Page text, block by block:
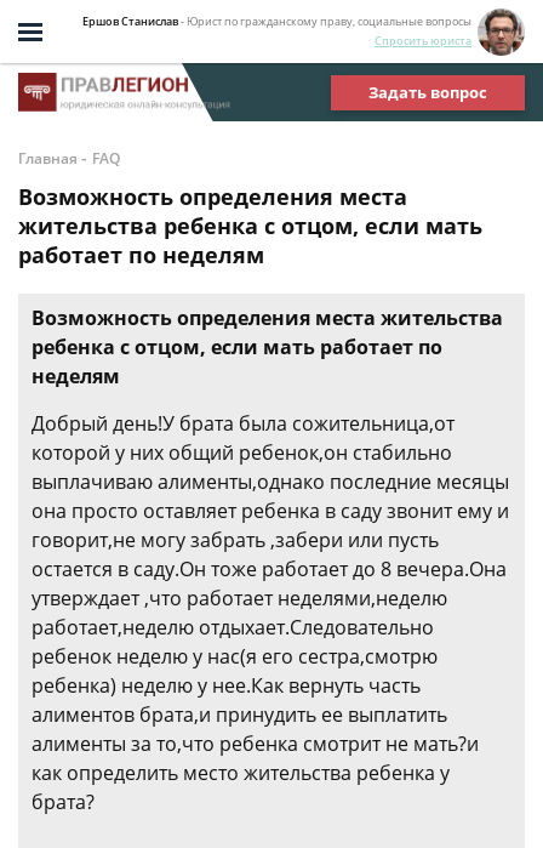
Ершов Станислав- Юрист по гражданскому праву, социальные вопросы
Спросить юриста
Задать вопрос
Главная - FAQ
Возможность определения места
жительства ребенка с отцом, если мать
работает по неделям
Возможность определения места жительства
ребенка с отцом, если мать работает по
неделям
Добрый день!У брата была сожительница,от
которой у них общий ребенок,он стабильно
выплачиваю алименты,однако последние месяцы
она просто оставляет ребенка в саду звонит ему и
говорит,не могу забрать ,забери или пусть
остается в саду.Он тоже работает до 8 вечера.Она
утверждает ,что работает неделями,неделю
работает,неделю отдыхает.Следовательно
ребенок неделю у нас(я его сестра,смотрю
ребенка) неделю у нее.Как вернуть часть
алиментов брата,и принудить ее выплатить
алименты за то,что ребенка смотрит не мать?и
как определить место жительства ребенка у
брата?